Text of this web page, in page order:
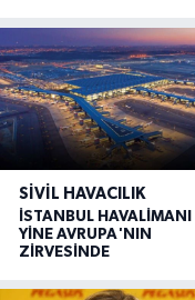
SIVIL HAVACILIK
İSTANBUL HAVALİMANI
YİNE AVRUPA'NIN
ZİRVESİNDE